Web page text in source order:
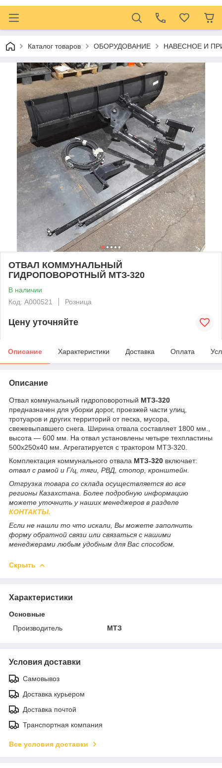
Каталог товаров ОБОРУДОВАНИЕ НАВЕСНОЕ И
ОТВАЛ КОММУНАЛЬНЫЙ
ГИДРОПОВОРОТНЫЙ МТЗ-320
В наличии
Код: А000521
Розница
Цену уточняйте
Описание Характеристики Доставка Оплата
Описание
Отвал коммунальный гидроповоротный МТЗ-320
предназначен для уборки дорог, проезжей части улиц,
тротуаров и других территорий от песка, мусора,
свежевыпавшего снега. Ширина отвала составляет 1800 мм.,
высота — 600 мм. На отвал установлены четыре техпластины
500х250х40 мм. Агрегатируется с трактором МТЗ-320.
Комплектация коммунального отвала МТЗ-320 включает:
отвал с рамой и Г/ц, тяги, РВД, стопор, кронштейн.
Отгрузка товара со склада осуществляется во все
регионы Казахстана. Более подробную информацию
можете уточнить у наших менеджеров в разделе
КОНТАКТЫ.
Если не нашли то что искали, Вы можете заполнить
форму обратной связи или связаться с нашими
менеджерами любым удобным для Вас способом.
Скрыть
Характеристики
Основные
Производитель
МТЗ
Условия доставки
Самовывоз
Доставка курьером
Доставка почтой
Транспортная компания
Все условия доставки